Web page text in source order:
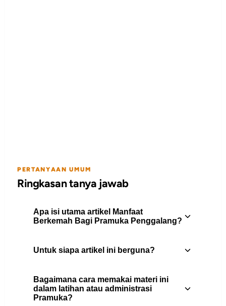
PERTANYAAN UMUM
Ringkasan tanya jawab
Apa isi utama artikel Manfaat
Berkemah Bagi Pramuka Penggalang?
kepemimpinan, kepedulian lingkungan,
dan keterampilan hidup melalui
Untuk siapa artikel ini berguna?
Artikel ini berguna untuk pembina
Pramuka, peserta didik, pengurus gugus
Bagaimana cara memakai materi ini
dalam latihan atau administrasi
Pramuka?